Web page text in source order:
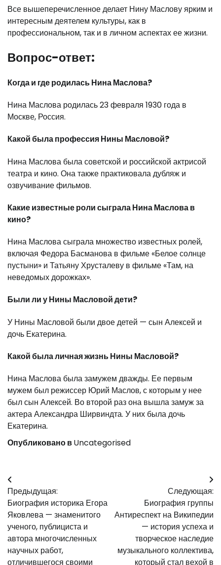
Все вышеперечисленное делает Нину Маслову ярким и
интересным деятелем культуры, как в
профессиональном, так и в личном аспектах ее жизни.
Вопрос-ответ:
Когда и где родилась Нина Маслова?
Нина Маслова родилась 23 февраля 1930 года в
Москве, Россия.
Какой была профессия Нины Масловой?
Нина Маслова была советской и российской актрисой
театра и кино. Она также практиковала дубляж и
озвучивание фильмов.
Какие известные роли сыграла Нина Маслова в
кино?
Нина Маслова сыграла множество известных ролей,
включая Федора Басманова в фильме «Белое солнце
пустыни» и Татьяну Хрусталеву в фильме «Там, на
неведомых дорожках».
Были ли у Нины Масловой дети?
У Нины Масловой были двое детей — сын Алексей и
дочь Екатерина.
Какой была личная жизнь Нины Масловой?
Нина Маслова была замужем дважды. Ее первым
мужем был режиссер Юрий Маслов, с которым у нее
был сын Алексей. Во второй раз она вышла замуж за
актера Александра Ширвиндта. У них была дочь
Екатерина.
Опубликовано вUncategorised
Навигация
по
записям
Предыдущая:
Биография историка Егора
Яковлева — знаменитого
ученого, публициста и
автора многочисленных
научных работ,
отличившегося своими
Следующая:
Биография группы
Антиреспект на Википедии
— история успеха и
творческое наследие
музыкального коллектива,
который стал вехой в